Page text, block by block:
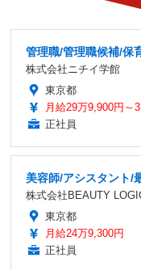
管理職/管理職候補/保
株式会社ニチイ学館
東京都
月給29万9,900円～
正社員
美容師/アシスタント/
株式会社BEAUTY
東京都
月給24万9,300円
正社員